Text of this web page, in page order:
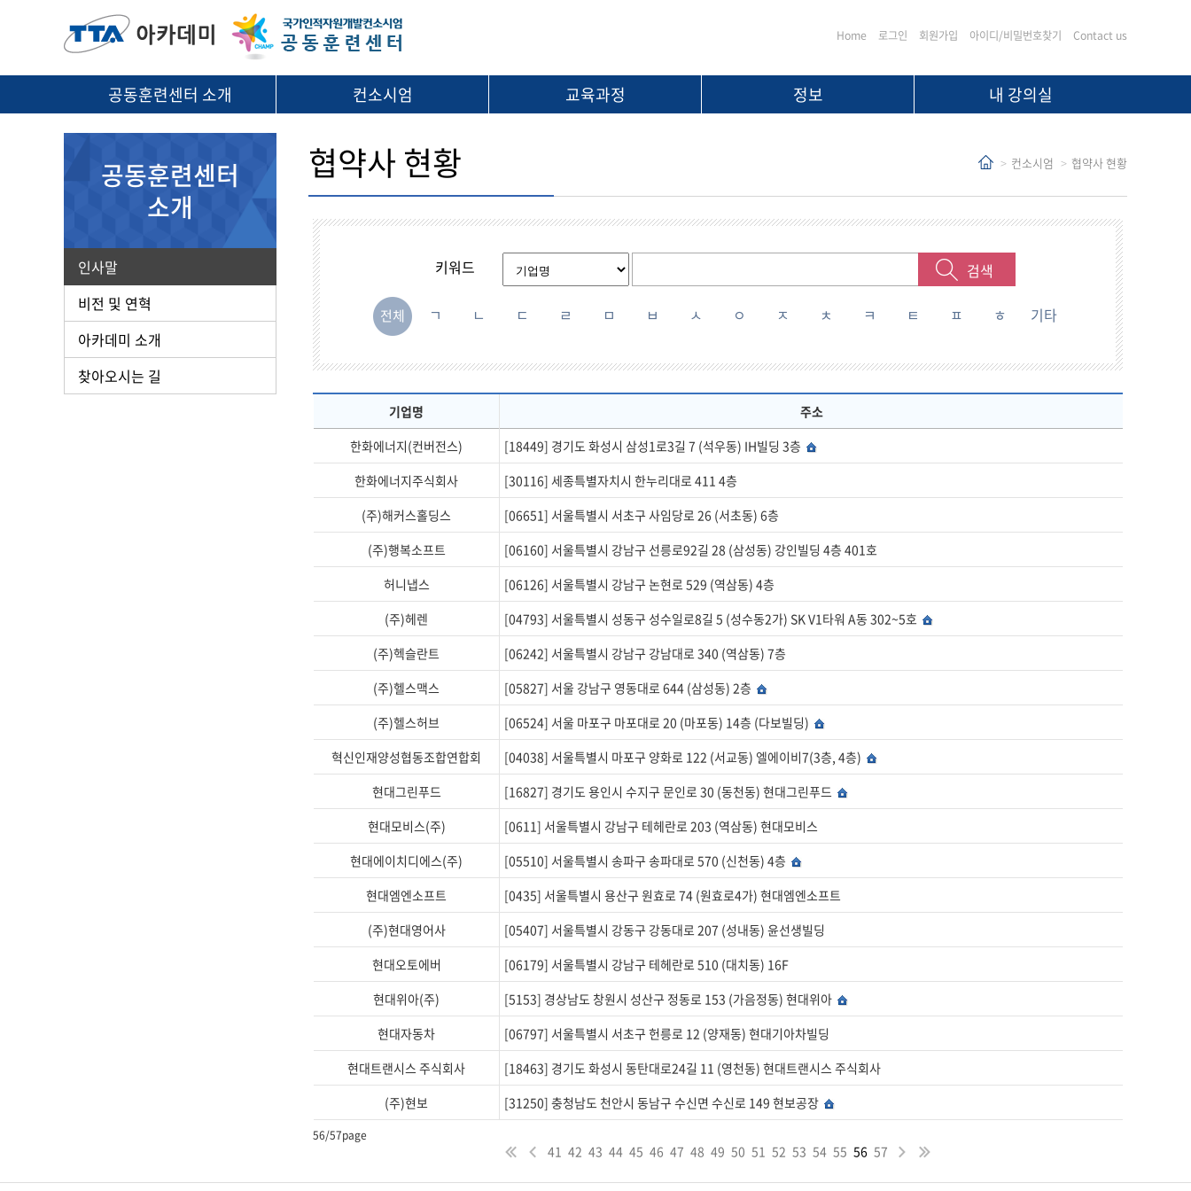
Home 로그인 회원가입 아이디/비밀번호찾기 Contact us
공동훈련센터 소개 컨소시엄 교육과정 정보 내 강의실
공동훈련센터
소개
인사말
비전 및 연혁
아카데미 소개
찾아오시는 길
컨소시엄 협약사 현황
협약사 현황
키워드 검색
전체 ㄱ ㄴ ㄷ ㄹ ㅁ ㅂ ㅅ ㅇ ㅈ ㅊ ㅋ ㅌ ㅍ ㅎ 기타
기업명
주소
한화에너지(컨버전스)
[18449] 경기도 화성시 삼성1로3길 7 (석우동) IH빌딩 3층
한화에너지주식회사
[30116] 세종특별자치시 한누리대로 411 4층
(주)해커스홀딩스
[06651] 서울특별시 서초구 사임당로 26 (서초동) 6층
(주)행복소프트
[06160] 서울특별시 강남구 선릉로92길 28 (삼성동) 강인빌딩 4층 401호
허니냅스
[06126] 서울특별시 강남구 논현로 529 (역삼동) 4층
(주)헤렌
[04793] 서울특별시 성동구 성수일로8길 5 (성수동2가) SK V1타워 A동 302~5호
(주)헥슬란트
[06242] 서울특별시 강남구 강남대로 340 (역삼동) 7층
(주)헬스맥스
[05827] 서울 강남구 영동대로 644 (삼성동) 2층
(주)헬스허브
[06524] 서울 마포구 마포대로 20 (마포동) 14층 (다보빌딩)
혁신인재양성협동조합연합회
[04038] 서울특별시 마포구 양화로 122 (서교동) 엘에이비7(3층, 4층)
현대그린푸드
[16827] 경기도 용인시 수지구 문인로 30 (동천동) 현대그린푸드
현대모비스(주)
[0611] 서울특별시 강남구 테헤란로 203 (역삼동) 현대모비스
현대에이치디에스(주)
[05510] 서울특별시 송파구 송파대로 570 (신천동) 4층
현대엠엔소프트
[0435] 서울특별시 용산구 원효로 74 (원효로4가) 현대엠엔소프트
(주)현대영어사
[05407] 서울특별시 강동구 강동대로 207 (성내동) 윤선생빌딩
현대오토에버
[06179] 서울특별시 강남구 테헤란로 510 (대치동) 16F
현대위아(주)
[5153] 경상남도 창원시 성산구 정동로 153 (가음정동) 현대위아
현대자동차
[06797] 서울특별시 서초구 헌릉로 12 (양재동) 현대기아차빌딩
현대트랜시스 주식회사
[18463] 경기도 화성시 동탄대로24길 11 (영천동) 현대트랜시스 주식회사
(주)현보
[31250] 충청남도 천안시 동남구 수신면 수신로 149 현보공장
56/57page
41 42 43 44 45 46 47 48 49 50 51 52 53 54 55 56 57